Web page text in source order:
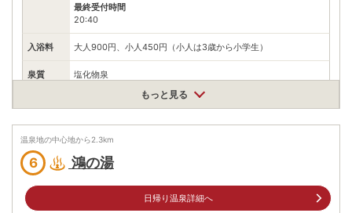
最終受付時間
20:40
入浴料 大人900円、小人450円（小人は3歳から小学生）
泉質 塩化物泉
3号を城崎温泉方面へ22km
もっと見る
温泉地の中心地から2.3km
6 鴻の湯
日帰り温泉詳細へ